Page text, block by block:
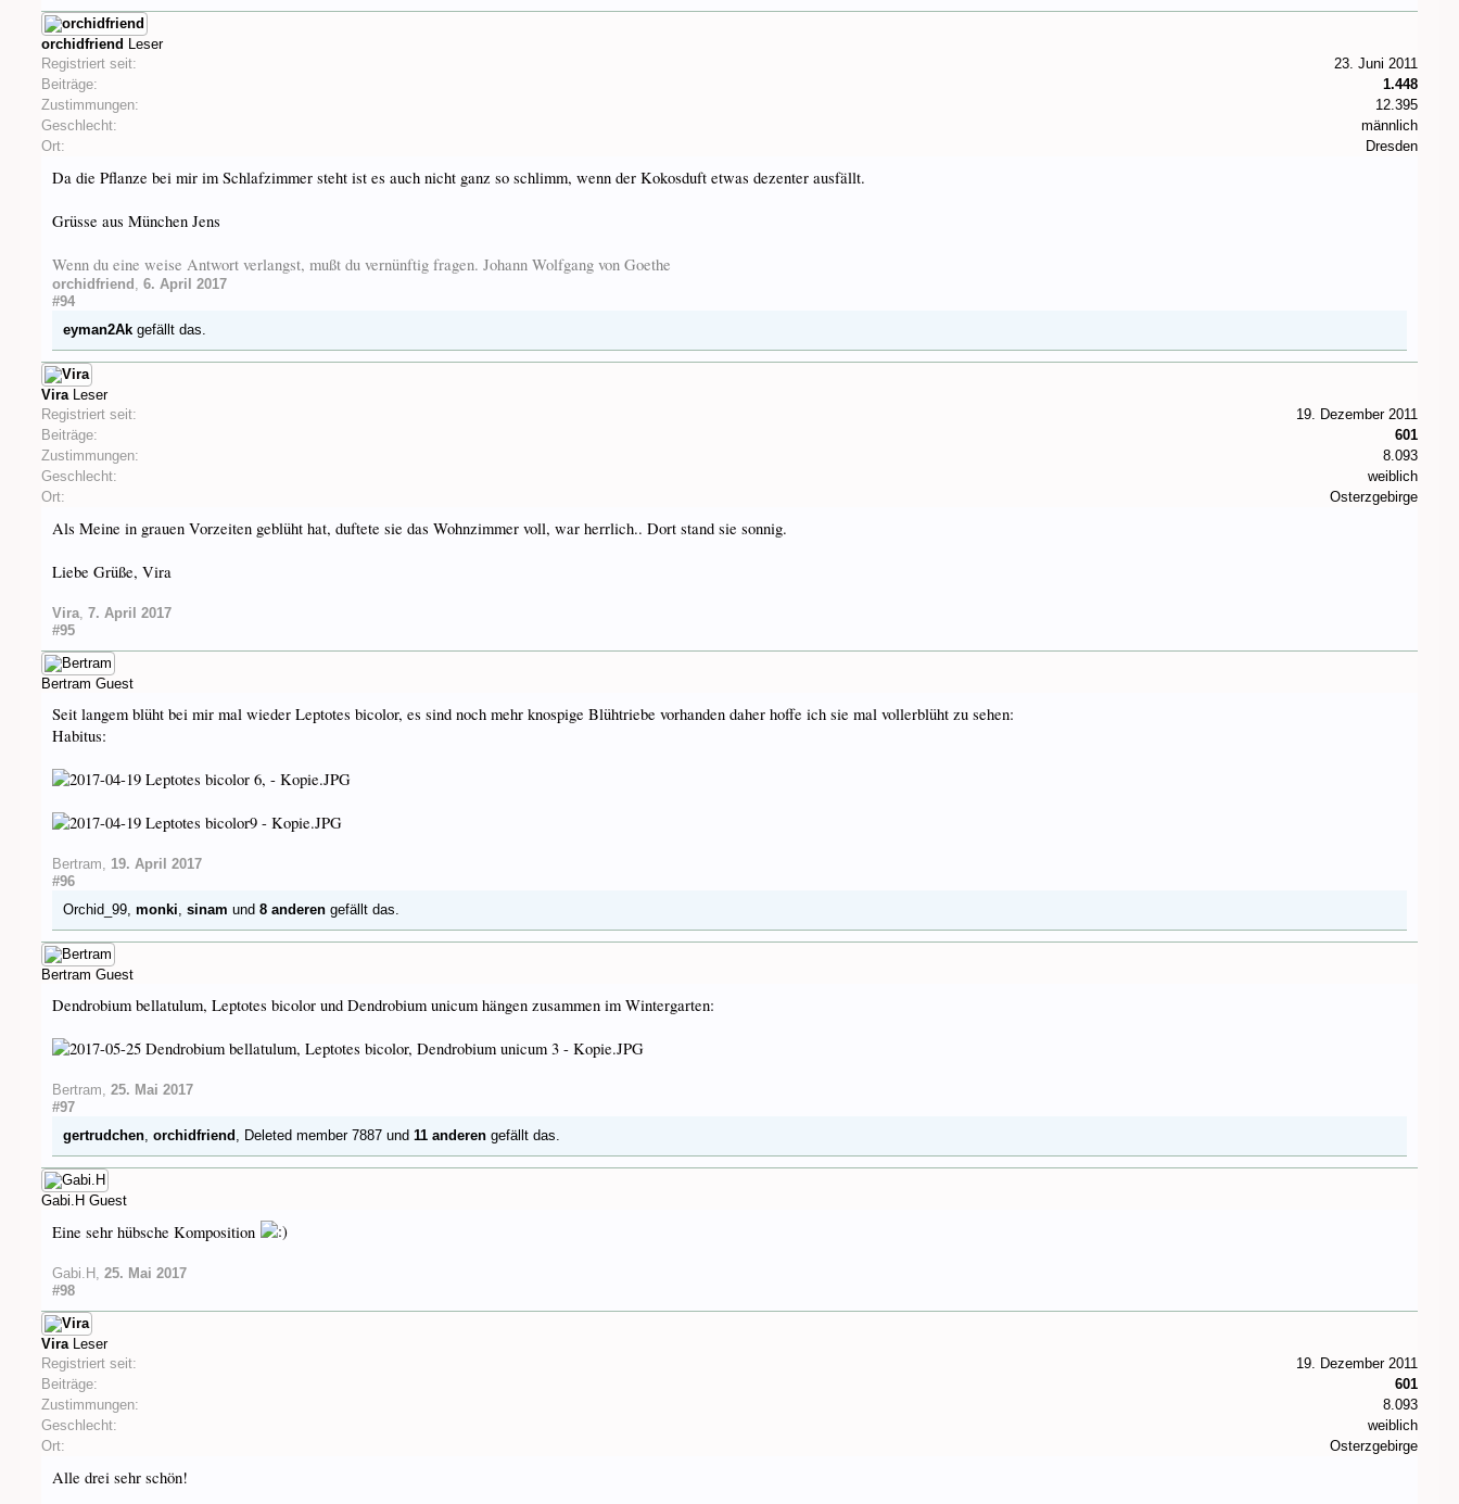
orchidfriend Leser
Registriert seit:
23. Juni 2011
Beiträge:
1.448
Zustimmungen:
12.395
Geschlecht:
männlich
Ort:
Dresden
Da die Pflanze bei mir im Schlafzimmer steht ist es auch nicht ganz so schlimm, wenn der Kokosduft etwas dezenter ausfällt.
Grüsse aus München Jens
Wenn du eine weise Antwort verlangst, mußt du vernünftig fragen. Johann Wolfgang von Goethe
orchidfriend , 6. April 2017
#94
eyman2Ak gefällt das.
Vira Leser
Registriert seit:
19. Dezember 2011
Beiträge:
601
Zustimmungen:
8.093
Geschlecht:
weiblich
Ort:
Osterzgebirge
Als Meine in grauen Vorzeiten geblüht hat, duftete sie das Wohnzimmer voll, war herrlich.. Dort stand sie sonnig.
Liebe Grüße, Vira
Vira, 7. April 2017
#95
Bertram Guest
Seit langem blüht bei mir mal wieder Leptotes bicolor, es sind noch mehr knospige Blühtriebe vorhanden daher hoffe ich sie mal vollerblüht zu sehen:
Habitus:
Bertram, 19. April 2017
#96
Orchid_99,monki,sinam und8 anderen gefällt das.
Bertram Guest
Dendrobium bellatulum, Leptotes bicolor und Dendrobium unicum hängen zusammen im Wintergarten:
Bertram, 25. Mai 2017
#97
gertrudchen,orchidfriend , Deleted member 7887 und11 anderen gefällt das.
Gabi.H Guest
Eine sehr hübsche Komposition
Gabi.H , 25. Mai 2017
#98
Vira Leser
Registriert seit:
19. Dezember 2011
Beiträge:
601
Zustimmungen:
8.093
Geschlecht:
weiblich
Ort:
Osterzgebirge
Alle drei sehr schön!